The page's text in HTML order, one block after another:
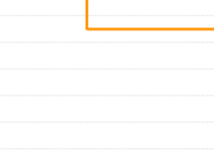
で、あらかじめご了承ください。
▼セットリストの誤りを報告